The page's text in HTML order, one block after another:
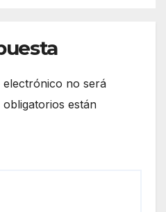
no será
obligatorios están